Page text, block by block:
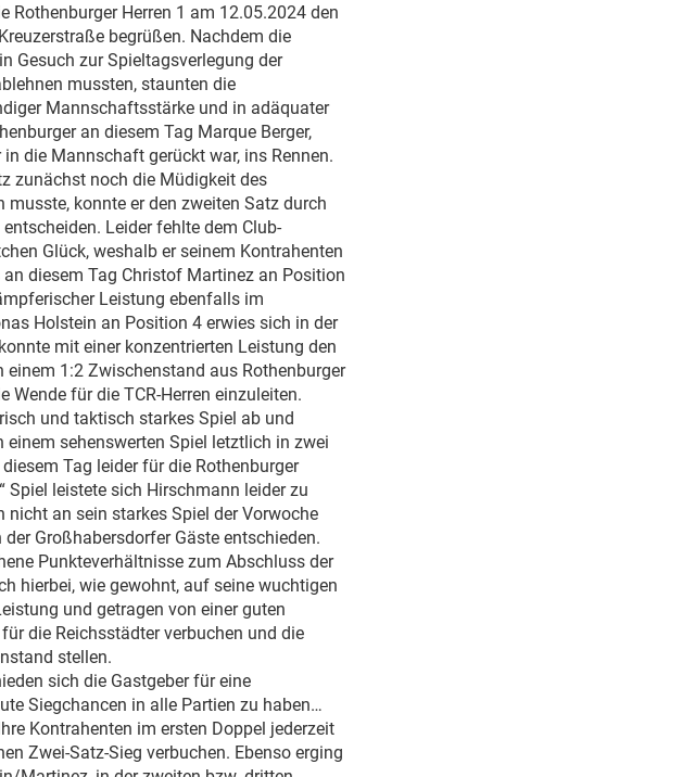
Herren 1 am 12.05.2024 den
begrüßen. Nachdem die
Gesuch zur Spieltagsverlegung der
mussten, staunten die
Mannschaftsstärke und in adäquater
an diesem Tag Marque Berger,
die Mannschaft gerückt war, ins Rennen.
zunächst noch die Müdigkeit des
konnte er den zweiten Satz durch
Leider fehlte dem Club-
Glück, weshalb er seinem Kontrahenten
diesem Tag Christof Martinez an Position
Leistung ebenfalls im
Holstein an Position 4 erwies sich in der
mit einer konzentrierten Leistung den
1:2 Zwischenstand aus Rothenburger
Wende für die TCR-Herren einzuleiten.
und taktisch starkes Spiel ab und
sehenswerten Spiel letztlich in zwei
Tag leider für die Rothenburger
Spiel leistete sich Hirschmann leider zu
an sein starkes Spiel der Vorwoche
Großhabersdorfer Gäste entschieden.
Punkteverhältnisse zum Abschluss der
hierbei, wie gewohnt, auf seine wuchtigen
und getragen von einer guten
die Reichsstädter verbuchen und die
stellen.
sich die Gastgeber für eine
Siegchancen in alle Partien zu haben…
Kontrahenten im ersten Doppel jederzeit
Zwei-Satz-Sieg verbuchen. Ebenso erging